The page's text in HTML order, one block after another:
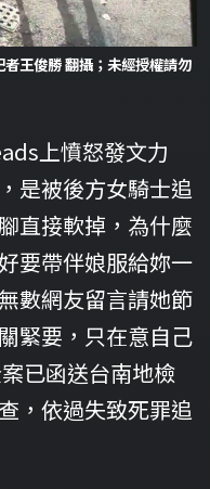
王俊勝 翻攝；未經授權請勿
上憤怒發文力
是被後方女騎士追
直接軟掉，為什麼
要帶伴娘服給妳一
數網友留言請她節
緊要，只在意自己
已函送台南地檢
，依過失致死罪追